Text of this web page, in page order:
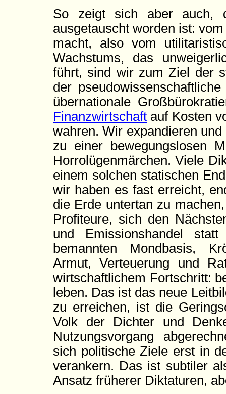
So zeigt sich aber auch,
ausgetauscht worden ist:
macht, also vom
Wachstums, das
führt, sind wir zum Ziel der
der
übernationale
Finanzwirtschaft auf Kosten
wahren. Wir expandieren
zu einer bewegungslosen
Horrolügenmärchen. Viele
einem solchen statischen
wir haben es fast erreicht,
die Erde untertan zu
Profiteure, sich den
und Emissionshandel
bemannten Mondbasis,
Armut, Verteuerung und
wirtschaftlichem Fortschritt:
leben. Das ist das neue
zu erreichen, ist die
Volk der Dichter und
Nutzungsvorgang
sich politische Ziele erst in
verankern. Das ist subtiler
Ansatz früherer Diktaturen,